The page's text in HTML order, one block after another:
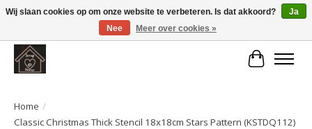
Large selection of products and fast shipping!
Home /
Classic Christmas Thick Stencil 18x18cm Stars Pattern (KSTDQ112)
Wij slaan cookies op om onze website te verbeteren. Is dat akkoord?
Ja
Nee
Meer over cookies »